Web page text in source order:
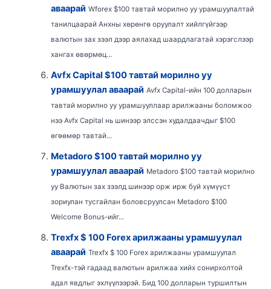
аваарай Wforex $100 тавтай морилно уу урамшуулалтай
танилцаарай Анхны хөрөнгө оруулалт хийлгүйгээр
валютын зах зээл дээр аялахад шаардлагатай хэрэгслээр
хангах өвөрмөц...
Avfx Capital $100 тавтай морилно уу
урамшуулал аваарай Avfx Capital-ийн 100 долларын
тавтай морилно уу урамшууллаар арилжааны боломжоо
нээ Avfx Capital нь шинээр элссэн худалдаачдыг $100
өгөөмөр тавтай...
Metadoro $100 тавтай морилно уу
урамшуулал аваарай Metadoro $100 тавтай морилно
уу Валютын зах зээлд шинээр орж ирж буй хүмүүст
зориулан тусгайлан боловсруулсан Metadoro $100
Welcome Bonus-ийг...
Trexfx $ 100 Forex арилжааны урамшуулал
аваарай Trexfx $ 100 Forex арилжааны урамшуулал
Trexfx-тэй гадаад валютын арилжаа хийх сонирхолтой
адал явдлыг эхлүүлээрэй. Бид 100 долларын туршилтын